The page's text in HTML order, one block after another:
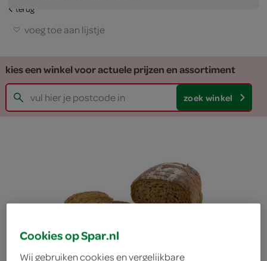
terug
voeg toe aan lijstje
kies een winkel voor actuele prijzen en assortiment
zoek winkel
Cookies op Spar.nl
Wij gebruiken cookies en vergelijkbare